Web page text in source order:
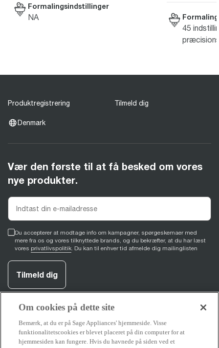
Formalingsindstillinger
NA
45
Produktregistrering Tilmeld dig
Denmark
Vær den første til at få besked om vores
nye produkter.
Du accepterer at modtage info om kampagner, spørgeskemaer med
mere fra os og vores tilknyttede brands, og du bekræfter, at du har læst
vores privatlivspolitik. Du kan til enhver tid afmelde dig mailinglisten
Tilmeld dig
Om cookies på dette site
Bemærk, at du er på Sage Appliances' hjemmeside. Visse
funktionalitetscookies er blevet placeret på din computer for at
hjemmesiden kan fungere. Hvis du havnede på siden ved et